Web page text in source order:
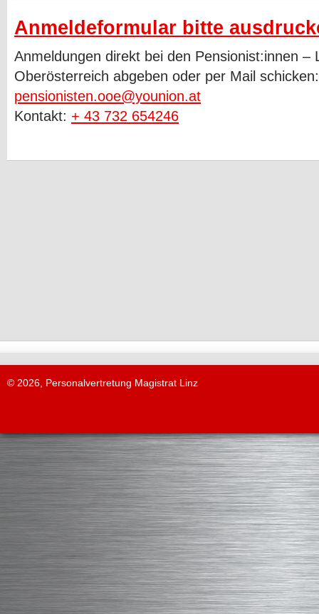
Anmeldeformular bitte
Anmeldungen direkt bei den Pensionist:innen –
Oberösterreich abgeben oder per Mail schicken:
pensionisten.ooe@younion.at
Kontakt: + 43 732 654246
© 2026, Personalvertretung Magistrat Linz